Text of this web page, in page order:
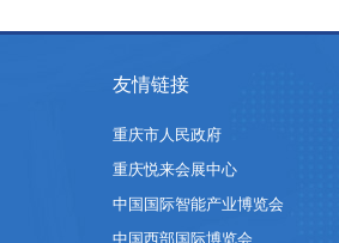
友情链接
重庆市人民政府
重庆悦来会展中心
中国国际智能产业博览会
中国西部国际博览会